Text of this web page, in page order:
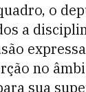
o
a
no
sua